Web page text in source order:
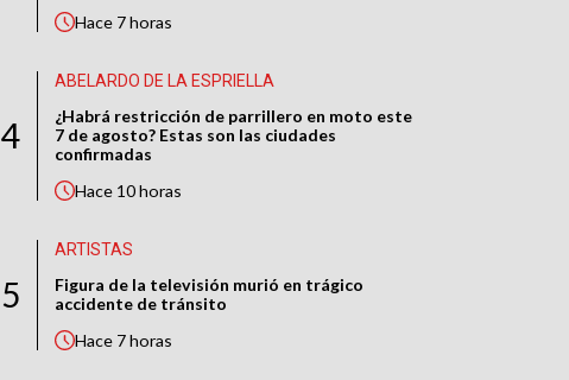
Hace 7 horas
4
ABELARDO DE LA ESPRIELLA
¿Habrá restricción de parrillero en moto este
7 de agosto? Estas son las ciudades
confirmadas
Hace 10 horas
5
ARTISTAS
Figura de la televisión murió en trágico
accidente de tránsito
Hace 7 horas